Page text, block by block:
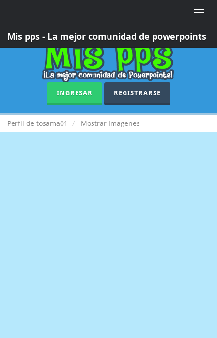
Toggle
Mis pps - La mejor comunidad de powerpoints
INGRESAR REGISTRARSE
Perfil de tosama01 Mostrar Imagenes